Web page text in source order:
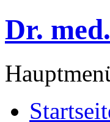
Dr.